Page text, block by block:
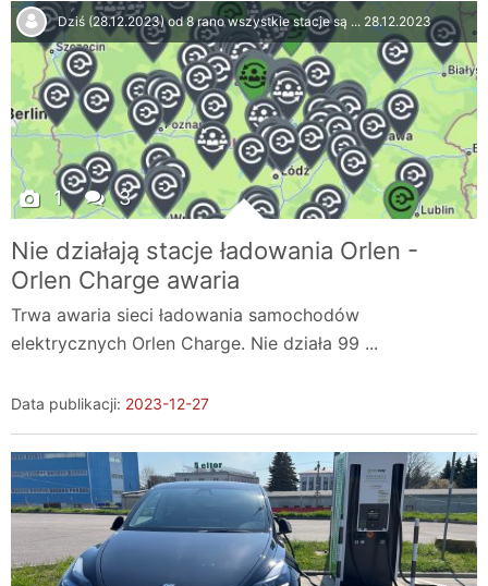
Dziś (28.12.2023) od 8 rano wszystkie stacje są ... 28.12.2023
1 3
Nie działają stacje ładowania Orlen -
Orlen Charge awaria
Trwa awaria sieci ładowania samochodów
elektrycznych Orlen Charge. Nie działa 99 ...
Data publikacji: 2023-12-27